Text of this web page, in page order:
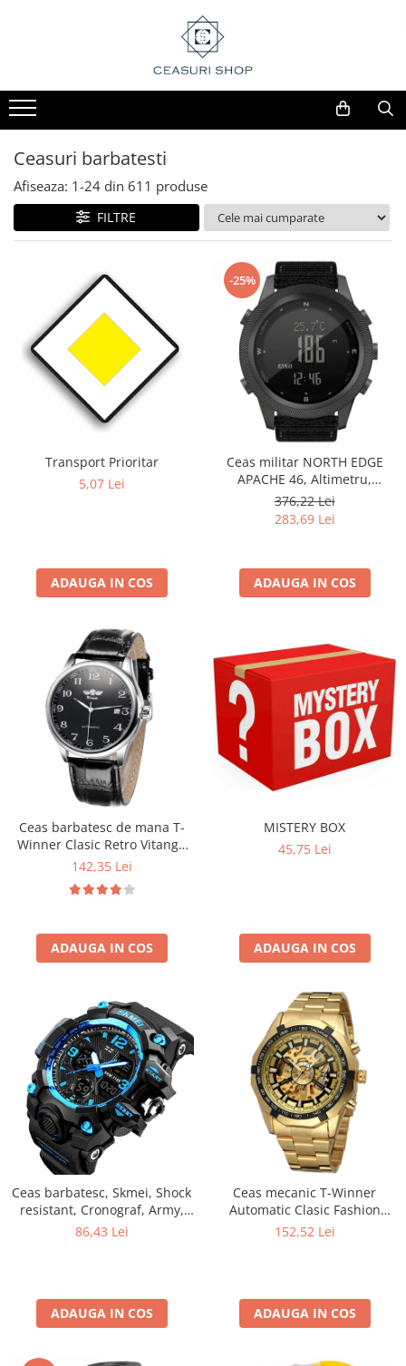
Ceasuri barbatesti
Afiseaza: 1-24 din 611 produse
FILTRE
Transport Prioritar
5,07 Lei
ADAUGA IN COS
-25%
Ceas militar NORTH EDGE
APACHE 46, Altimetru,
Barometru, Cronometru,
Termometru, Pedometru,
Busola
376,22 Lei
283,69 Lei
ADAUGA IN COS
Ceas barbatesc de mana T-
Winner Clasic Retro Vitange
Mecanic Automatic Fashion
142,35 Lei
ADAUGA IN COS
MISTERY BOX
45,75 Lei
ADAUGA IN COS
Ceas barbatesc, Skmei, Shock
resistant, Cronograf, Army,
Militar, Sport, Digital,
86,43 Lei
ADAUGA IN COS
Ceas mecanic T-Winner
Automatic Clasic Fashion
Auriu
152,52 Lei
ADAUGA IN COS